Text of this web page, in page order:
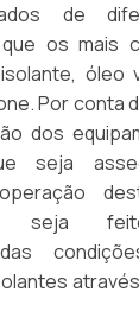
de
os mais
óleo
Por conta
dos
seja
seja
das